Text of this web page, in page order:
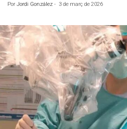
Por Jordi González - 3 de març de 2026